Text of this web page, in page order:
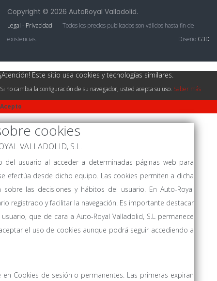
Copyright © 2026 AutoRoyal Valladolid.
Legal - Privacidad
Todos los precios publicados son válidos hasta fin de
existencias.
Diseño G3D
¡Atención! Este sitio usa cookies y tecnologías similares.
Si no cambia la configuración de su navegador, usted acepta su uso. Saber más
Acepto
cookies
VALLADOLID, S.L.
usuario al acceder a determinadas páginas web para
efectúa desde dicho equipo. Las cookies permiten a dicha
las decisiones y hábitos del usuario. En Auto-Royal
registrado y facilitar la navegación. Es importante destacar
que de cara a Auto-Royal Valladolid, S.L permanece
el uso de cookies aunque podrá seguir accediendo a
Cookies de sesión o permanentes. Las primeras expiran